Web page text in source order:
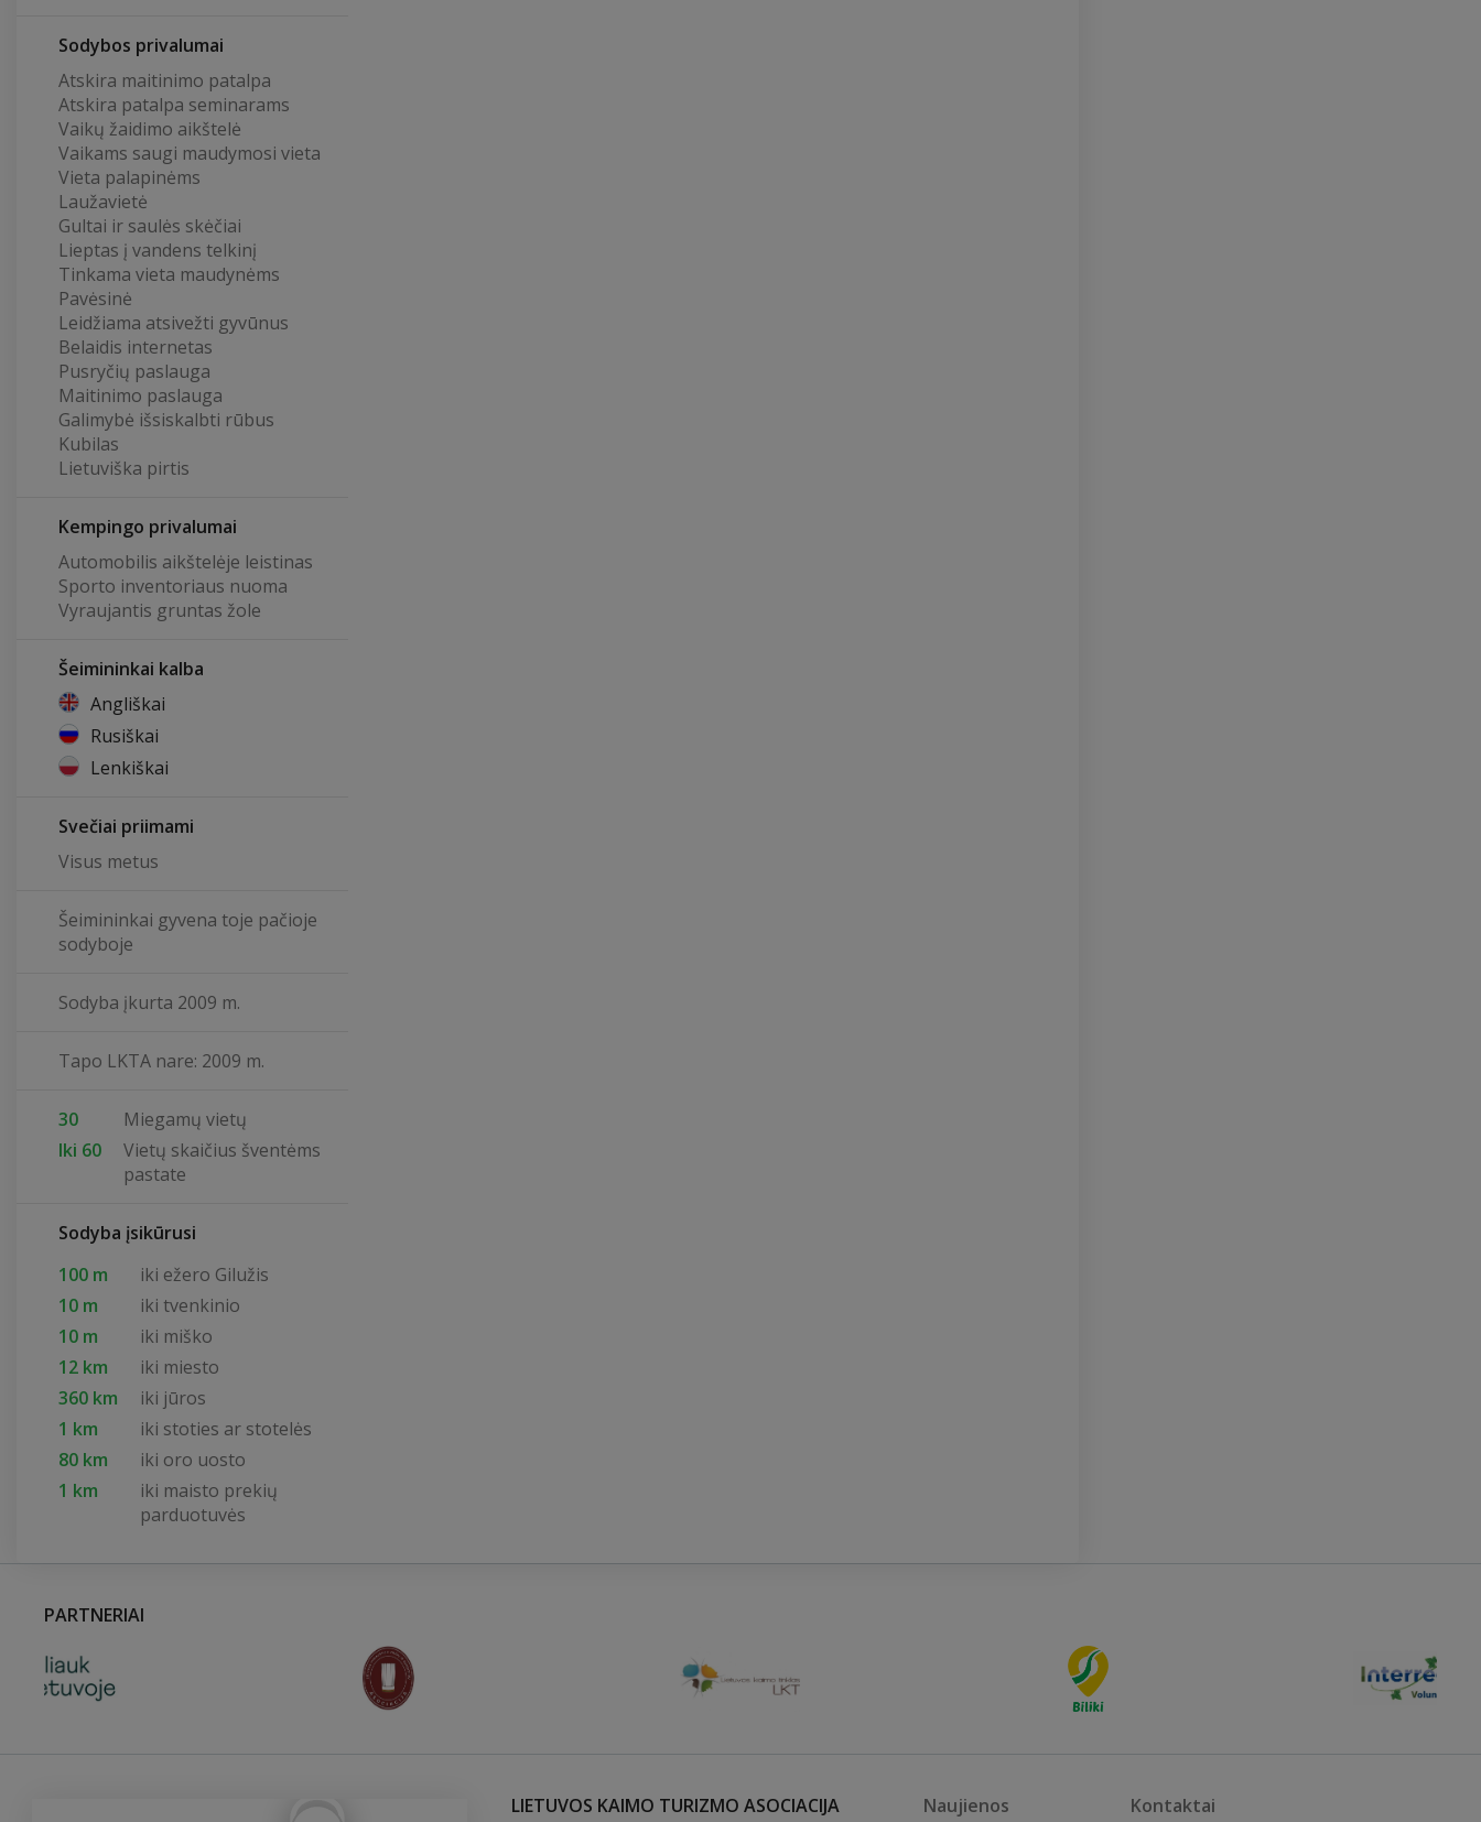
Sodybos privalumai
Atskira maitinimo patalpa
Atskira patalpa seminarams
Vaikų žaidimo aikštelė
Vaikams saugi maudymosi vieta
Vieta palapinėms
Laužavietė
Gultai ir saulės skėčiai
Lieptas į vandens telkinį
Tinkama vieta maudynėms
Pavėsinė
Leidžiama atsivežti gyvūnus
Belaidis internetas
Pusryčių paslauga
Maitinimo paslauga
Galimybė išsiskalbti rūbus
Kubilas
Lietuviška pirtis
Kempingo privalumai
Automobilis aikštelėje leistinas
Sporto inventoriaus nuoma
Vyraujantis gruntas žole
Šeimininkai kalba
Angliškai
Rusiškai
Lenkiškai
Svečiai priimami
Visus metus
Šeimininkai gyvena toje pačioje
sodyboje
Sodyba įkurta 2009 m.
Tapo LKTA nare: 2009 m.
30
Miegamų vietų
Iki 60
Vietų skaičius šventėms
pastate
Sodyba įsikūrusi
100 m
iki ežero Gilužis
10 m
iki tvenkinio
10 m
iki miško
12 km
iki miesto
360 km
iki jūros
1 km
iki stoties ar stotelės
80 km
iki oro uosto
1 km
iki maisto prekių
parduotuvės
PARTNERIAI
LIETUVOS KAIMO TURIZMO ASOCIACIJA Naujienos Kontaktai